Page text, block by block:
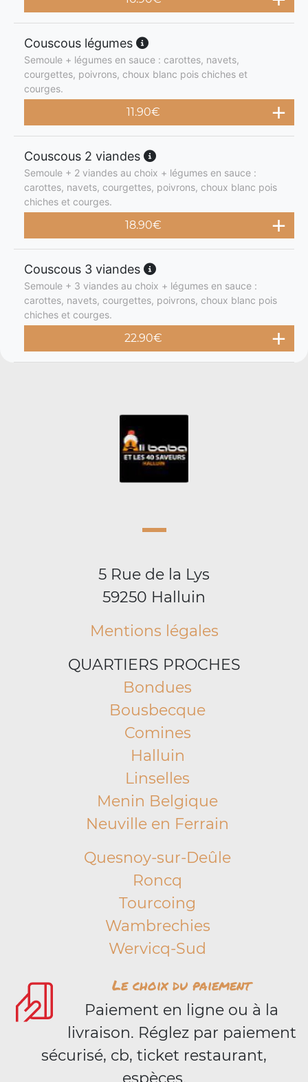
Couscous légumes
Semoule + légumes en sauce : carottes, navets,
courgettes, poivrons, choux blanc pois chiches et
courges.
11.90€
Couscous 2 viandes
Semoule + 2 viandes au choix + légumes en sauce :
carottes, navets, courgettes, poivrons, choux blanc pois
chiches et courges.
18.90€
Couscous 3 viandes
Semoule + 3 viandes au choix + légumes en sauce :
carottes, navets, courgettes, poivrons, choux blanc pois
chiches et courges.
22.90€
5 Rue de la Lys
59250 Halluin
Mentions légales
QUARTIERS PROCHES
Bondues
Bousbecque
Comines
Halluin
Linselles
Menin Belgique
Neuville en Ferrain
Quesnoy-sur-Deûle
Roncq
Tourcoing
Wambrechies
Wervicq-Sud
Le choix du paiement
Paiement en ligne ou à la
livraison. Réglez par paiement
sécurisé, cb, ticket restaurant,
espèces.